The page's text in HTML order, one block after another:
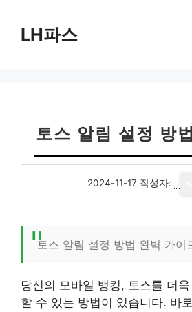
LH파스
토스 알림 설정 방
2024-11-17 작성자:
토스 알림 설정 방법 완벽 가이
당신의 모바일 뱅킹, 토스를 더
할 수 있는 방법이 있습니다. 바로